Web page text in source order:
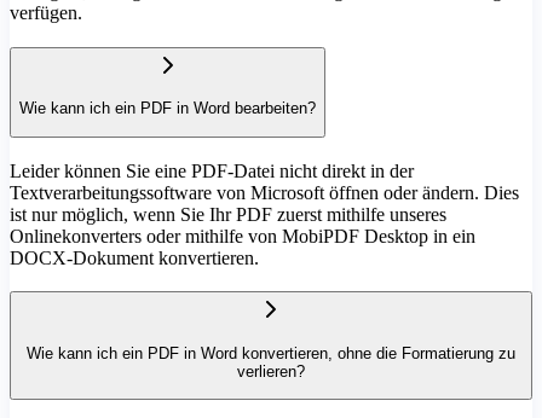
verfügen.
Wie kann ich ein PDF in Word bearbeiten?
Leider können Sie eine PDF-Datei nicht direkt in der
Textverarbeitungssoftware von Microsoft öffnen oder ändern. Dies
ist nur möglich, wenn Sie Ihr PDF zuerst mithilfe unseres
Onlinekonverters oder mithilfe von MobiPDF Desktop in ein
DOCX-Dokument konvertieren.
Wie kann ich ein PDF in Word konvertieren, ohne die Formatierung zu
verlieren?